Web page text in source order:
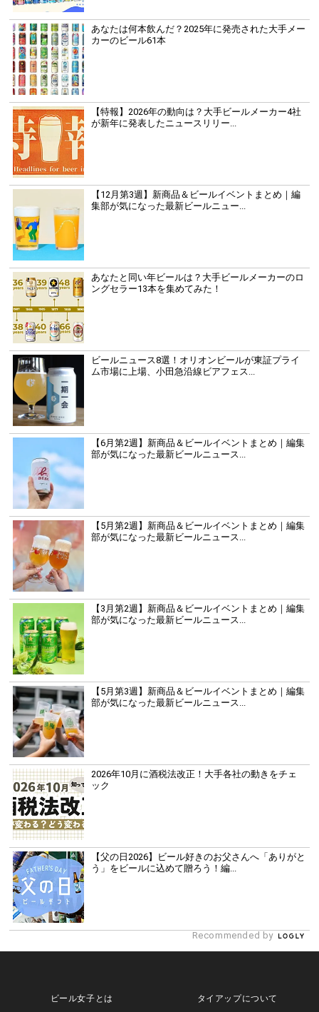
あなたは何本飲んだ？2025年に発売された大手メー
カーのビール61本
【特報】2026年の動向は？大手ビールメーカー4社
が新年に発表したニュースリリー...
【12月第3週】新商品＆ビールイベントまとめ｜編
集部が気になった最新ビールニュー...
あなたと同い年ビールは？大手ビールメーカーのロ
ングセラー13本を集めてみた！
ビールニュース8選！オリオンビールが東証プライ
ム市場に上場、小田急沿線ビアフェス...
【6月第2週】新商品＆ビールイベントまとめ｜編集
部が気になった最新ビールニュース...
【5月第2週】新商品＆ビールイベントまとめ｜編集
部が気になった最新ビールニュース...
【3月第2週】新商品＆ビールイベントまとめ｜編集
部が気になった最新ビールニュース...
【5月第3週】新商品＆ビールイベントまとめ｜編集
部が気になった最新ビールニュース...
2026年10月に酒税法改正！大手各社の動きをチェ
ック
【父の日2026】ビール好きのお父さんへ「ありがと
う」をビールに込めて贈ろう！編...
Recommended by
ビール女子とは タイアップについて